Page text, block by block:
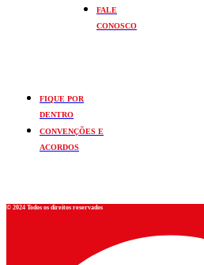
FALE
CONOSCO
FIQUE POR
DENTRO
CONVENÇÕES E
ACORDOS
© 2024 Todos os direitos reservados